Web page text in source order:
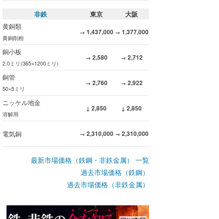
非鉄 東京
大阪
黄銅類
黄銅削粉
→ 1,437,000 → 1,377,000
銅小板
2.0ミリ(365×1200ミリ)
→ 2,580 → 2,712
銅管
50×5ミリ
→ 2,760 → 2,922
ニッケル地金
溶解用
↓ 2,850 ↓ 2,850
電気銅 → 2,310,000 → 2,310,000
最新市場価格（鉄鋼・非鉄金属） 一覧
過去市場価格（鉄鋼）
過去市場価格（非鉄金属）